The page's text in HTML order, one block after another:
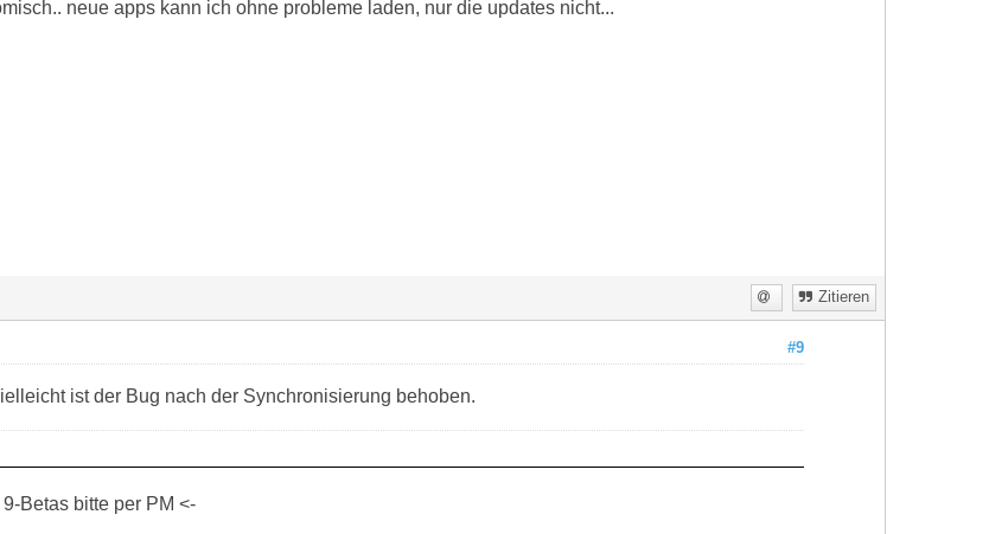
neue apps kann ich ohne probleme laden, nur die updates nicht...
Zitieren
#9
ist der Bug nach der Synchronisierung behoben.
Betas bitte per PM <-